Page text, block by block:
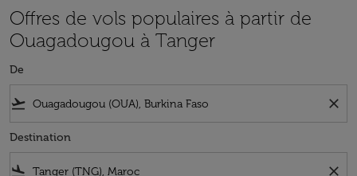
Offres de vols populaires à partir de
Ouagadougou à Tanger
De
flight_takeoff close
Destination
flight_land close